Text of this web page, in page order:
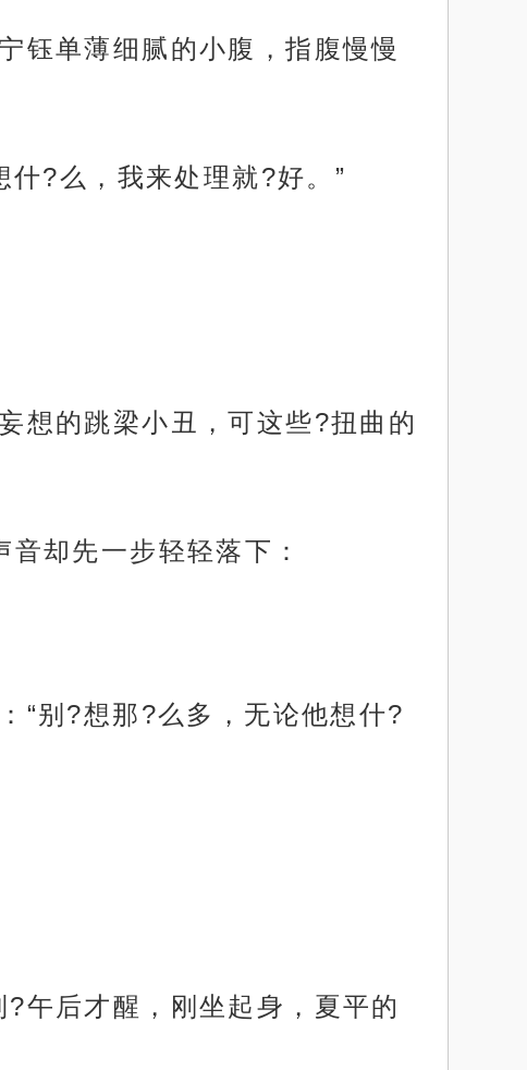
钰单薄细腻的小腹，指腹慢慢
?么，我来处理就?好。”
想的跳梁小丑，可这些?扭曲的
却先一步轻轻落下：
“别?想那?么多，无论他想什?
午后才醒，刚坐起身，夏平的